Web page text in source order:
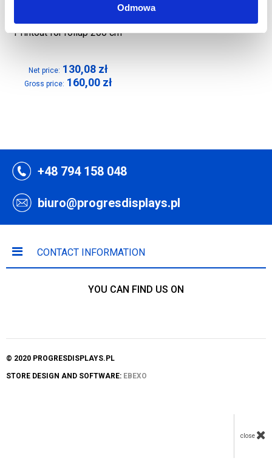
Odmowa
Printout for rollup 200 cm
Net price: 130,08 zł
Gross price: 160,00 zł
+48 794 158 048
biuro@progresdisplays.pl
CONTACT INFORMATION
YOU CAN FIND US ON
© 2020 PROGRESDISPLAYS.PL
STORE DESIGN AND SOFTWARE: EBEXO
close